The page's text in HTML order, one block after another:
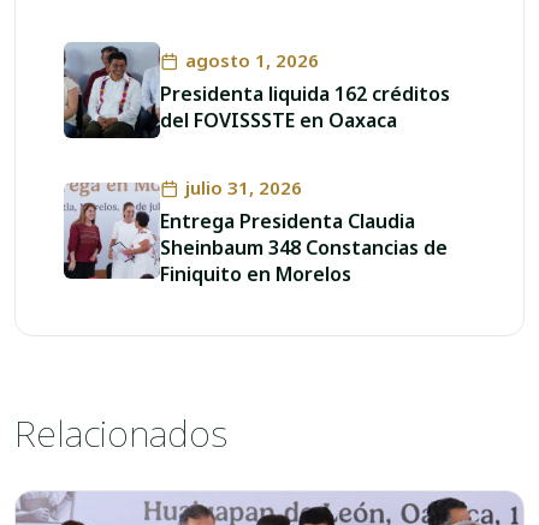
agosto 1, 2026
Presidenta liquida 162 créditos
del FOVISSSTE en Oaxaca
julio 31, 2026
Entrega Presidenta Claudia
Sheinbaum 348 Constancias de
Finiquito en Morelos
Relacionados